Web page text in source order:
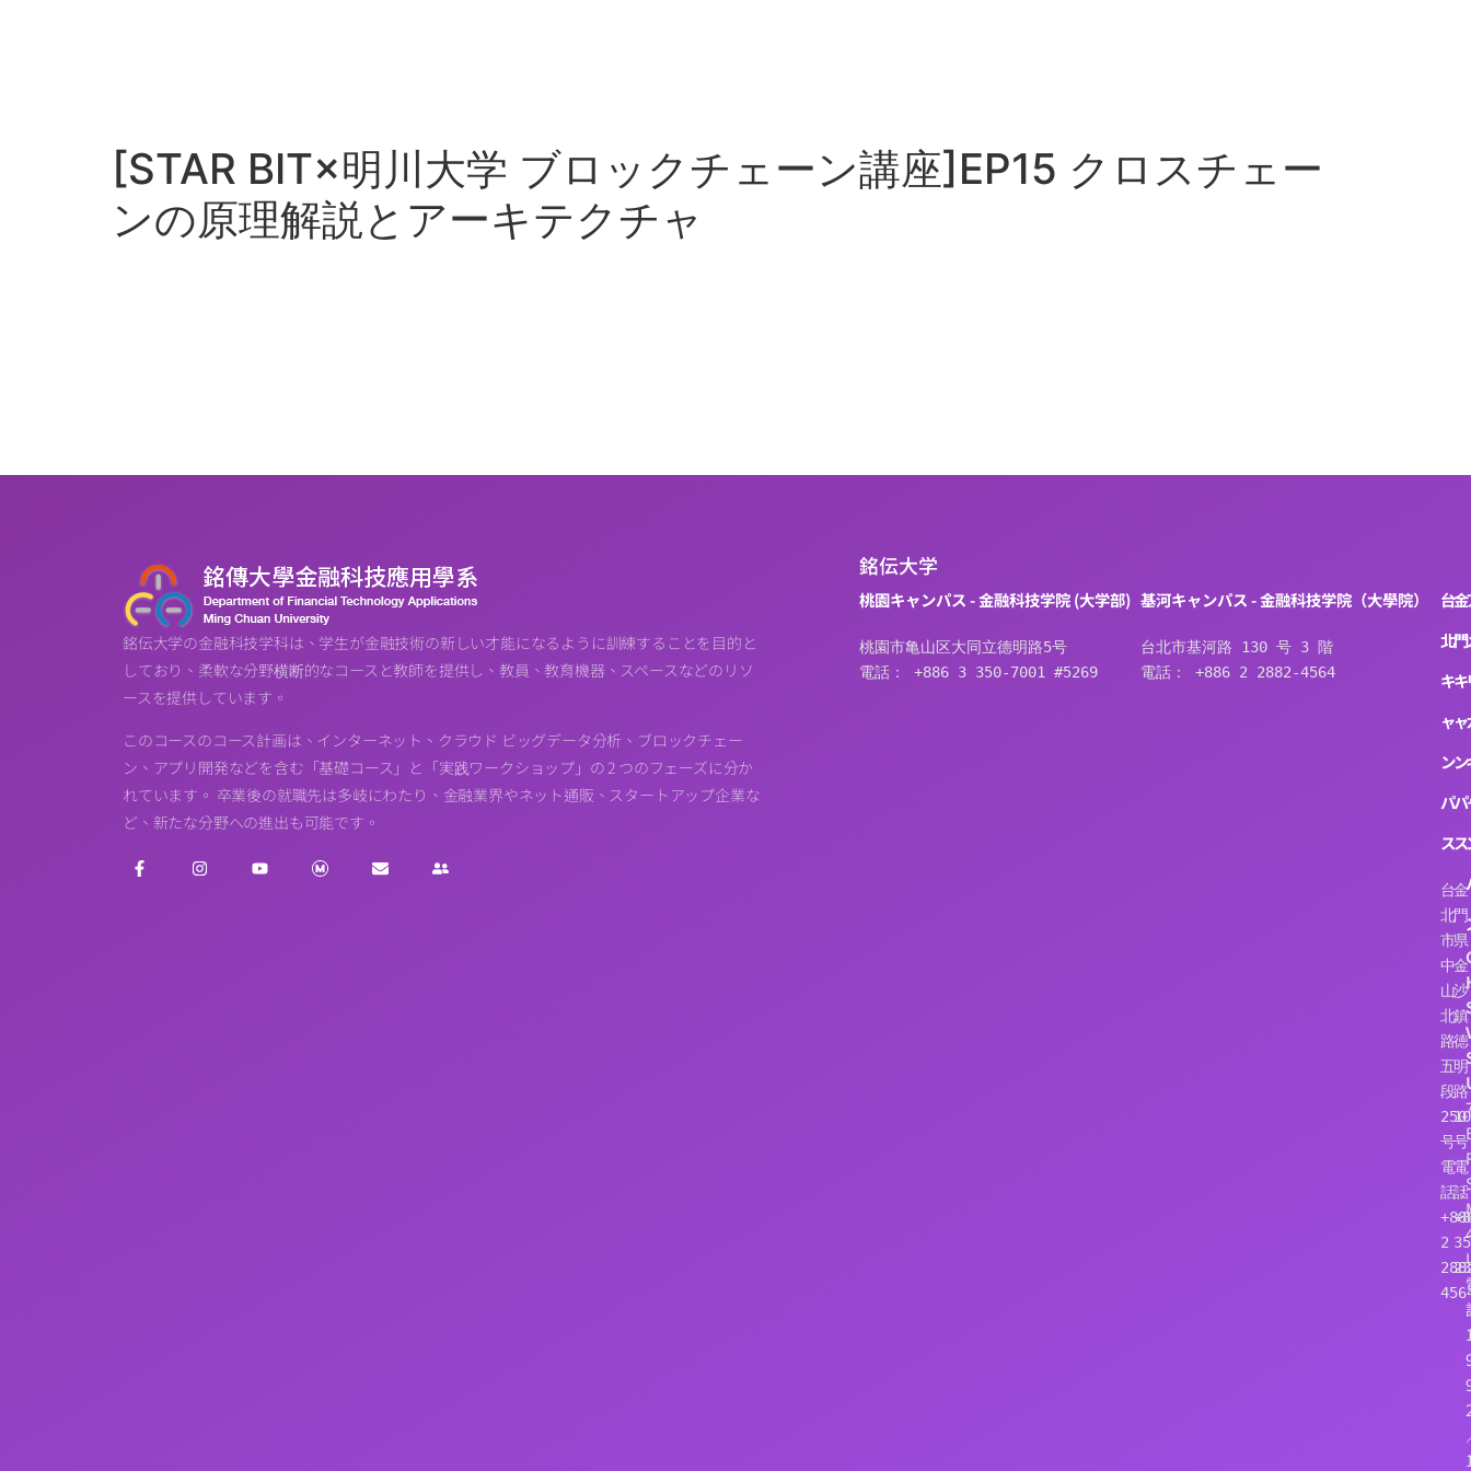
[STAR BIT×明川大学 ブロックチェーン講座]EP15 クロスチェー
ンの原理解説とアーキテクチャ
銘伝大学の金融科技学科は、学生が金融技術の新しい才能になるように訓練することを目的と
しており、柔軟な分野横断的なコースと教師を提供し、教員、教育機器、スペースなどのリソ
ースを提供しています。
このコースのコース計画は、インターネット、クラウド ビッグデータ分析、ブロックチェー
ン、アプリ開発などを含む「基礎コース」と「実践ワークショップ」の 2 つのフェーズに分か
れています。 卒業後の就職先は多岐にわたり、金融業界やネット通販、スタートアップ企業な
ど、新たな分野への進出も可能です。
銘伝大学
桃園キャンパス - 金融科技学院 (大学部)
桃園市亀山区大同立德明路5号
電話： +886 3 350-7001 #5269
基河キャンパス - 金融科技学院（大學院）
台北市基河路 130 号 3 階
電話： +886 2 2882-4564
台
北
キ
ャ
ン
パ
ス
台
北
市
中
山
北
路
五
段
250
号
電
話：
2
金
門
キ
ャ
ン
パ
ス
金
門
県
金
沙
鎮
徳
明
路
号
電